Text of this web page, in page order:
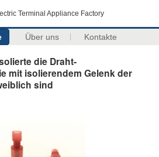
Terminal Appliance Factory
Über uns Kontakte
die Draht-
mit isolierendem Gelenk der
sind